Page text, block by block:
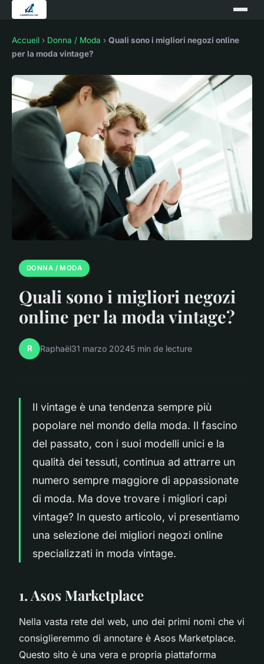
Accueil › Donna / Moda › Quali sono i migliori negozi online
per la moda vintage?
DONNA / MODA
Quali sono i migliori negozi
online per la moda vintage?
R Raphaël31 marzo 20245 min de lecture
Il vintage è una tendenza sempre più
popolare nel mondo della moda. Il fascino
del passato, con i suoi modelli unici e la
qualità dei tessuti, continua ad attrarre un
numero sempre maggiore di appassionate
di moda. Ma dove trovare i migliori capi
vintage? In questo articolo, vi presentiamo
una selezione dei migliori negozi online
specializzati in moda vintage.
1. Asos Marketplace
Nella vasta rete del web, uno dei primi nomi che vi
consiglieremmo di annotare è Asos Marketplace.
Questo sito è una vera e propria piattaforma